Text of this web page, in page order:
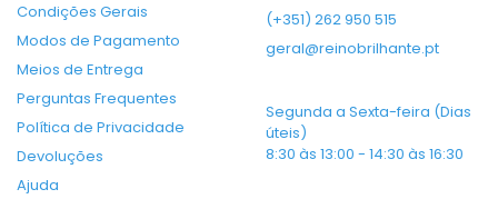
Condições Gerais
Modos de Pagamento
Meios de Entrega
Perguntas Frequentes
Política de Privacidade
Devoluções
Ajuda
(+351) 262 950 515
geral@reinobrilhante.pt
Segunda a Sexta-feira (Dias
úteis)
8:30 às 13:00 - 14:30 às 16:30